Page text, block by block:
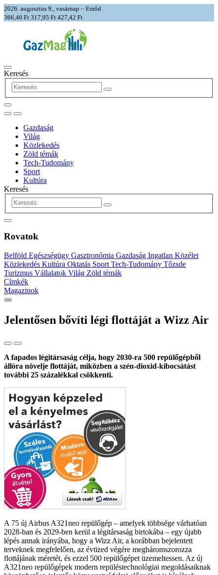
2026. augusztus 9., vasárnap – Emőd
366,40 Ft 317,95 Ft 427,42 Ft
Keresés
Gazdaság
Világ
Közlekedés
Zöld témák
Tech-Tudomány
Sport
Kultúra
Keresés
Rovatok
Belföld Egészségügy Gasztronómia Gazdaság Ingatlan Közélet
Közlekedés Kultúra Oktatás Sport Tech-Tudomány Tőzsde
Turizmus Vállalatok Világ Zöld témák
Címkék
Magazinok
Jelentősen bővíti légi flottáját a Wizz Air
A fapados légitársaság célja, hogy 2030-ra 500 repülőgépből
állóra növelje flottáját, miközben a szén-dioxid-kibocsátást
további 25 százalékkal csökkenti.
A 75 új Airbus A321neo repülőgép – amelyek többsége várhatóan
2028-ban és 2029-ben kerül a légitársaság birtokába – egy újabb
lépés annak irányába, hogy a Wizz Air, a korábban bejelentett
terveknek megfelelően, az évtized végére megháromszorozza
flottájának méretét, és ezzel 500 repülőgépet üzemeltessen. Az új
A321neo repülőgépek modern repüléstechnológiai megoldásaiknak